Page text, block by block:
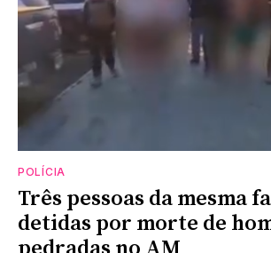
POLÍCIA
Três pessoas da mesma
detidas por morte de